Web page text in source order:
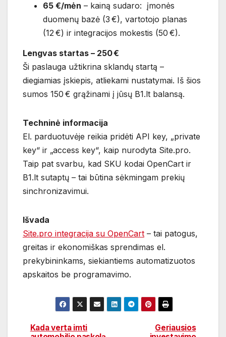
65 €/mėn – kainą sudaro: įmonės
duomenų bazė (3 €), vartotojo planas
(12 €) ir integracijos mokestis (50 €).
Lengvas startas – 250 €
Ši paslauga užtikrina sklandų startą –
diegiamias įskiepis, atliekami nustatymai. Iš šios
sumos 150 € grąžinami į jūsų B1.lt balansą.
Techninė informacija
El. parduotuvėje reikia pridėti API key, „private
key“ ir „access key“, kaip nurodyta Site.pro.
Taip pat svarbu, kad SKU kodai OpenCart ir
B1.lt sutaptų – tai būtina sėkmingam prekių
sinchronizavimui.
Išvada
Site.pro integracija su OpenCart – tai patogus,
greitas ir ekonomiškas sprendimas el.
prekybininkams, siekiantiems automatizuotos
apskaitos be programavimo.
Geriausios
Kada verta imti